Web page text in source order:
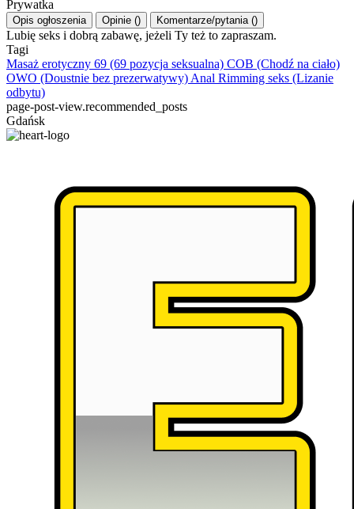
Prywatka
Opis ogłoszenia Opinie () Komentarze/pytania ()
Lubię seks i dobrą zabawę, jeżeli Ty też to zapraszam.
Tagi
Masaż erotyczny 69 (69 pozycja seksualna) COB (Chodź na ciało)
OWO (Doustnie bez prezerwatywy) Anal Rimming seks (Lizanie
odbytu)
page-post-view.recommended_posts
Gdańsk